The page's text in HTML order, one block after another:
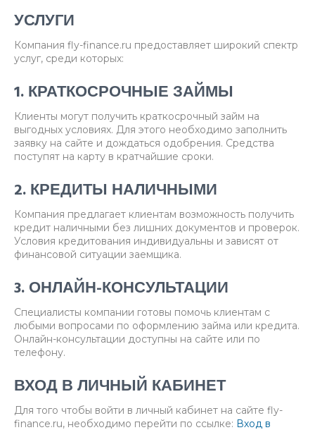
УСЛУГИ
Компания fly-finance.ru предоставляет широкий спектр
услуг, среди которых:
1. КРАТКОСРОЧНЫЕ ЗАЙМЫ
Клиенты могут получить краткосрочный займ на
выгодных условиях. Для этого необходимо заполнить
заявку на сайте и дождаться одобрения. Средства
поступят на карту в кратчайшие сроки.
2. КРЕДИТЫ НАЛИЧНЫМИ
Компания предлагает клиентам возможность получить
кредит наличными без лишних документов и проверок.
Условия кредитования индивидуальны и зависят от
финансовой ситуации заемщика.
3. ОНЛАЙН-КОНСУЛЬТАЦИИ
Специалисты компании готовы помочь клиентам с
любыми вопросами по оформлению займа или кредита.
Онлайн-консультации доступны на сайте или по
телефону.
ВХОД В ЛИЧНЫЙ КАБИНЕТ
Для того чтобы войти в личный кабинет на сайте fly-
finance.ru, необходимо перейти по ссылке: Вход в